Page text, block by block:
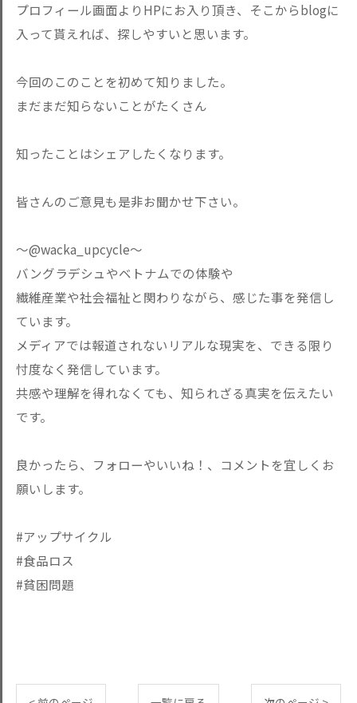
プロフィール画面よりHPにお入り頂き、そこからblogに
入って貰えれば、探しやすいと思います。
今回のこのことを初めて知りました。
まだまだ知らないことがたくさん
知ったことはシェアしたくなります。
皆さんのご意見も是非お聞かせ下さい。
〜@wacka_upcycle〜
バングラデシュやベトナムでの体験や
繊維産業や社会福祉と関わりながら、感じた事を発信し
ています。
メディアでは報道されないリアルな現実を、できる限り
忖度なく発信しています。
共感や理解を得れなくても、知られざる真実を伝えたい
です。
良かったら、フォローやいいね！、コメントを宜しくお
願いします。
#アップサイクル
#食品ロス
#貧困問題